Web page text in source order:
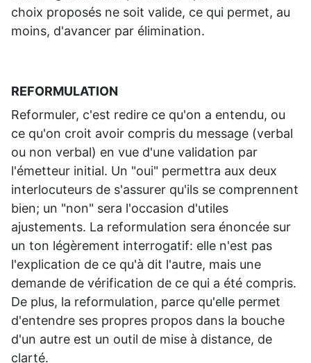
choix proposés ne soit valide, ce qui permet, au
moins, d'avancer par élimination.
REFORMULATION
Reformuler, c'est redire ce qu'on a entendu, ou
ce qu'on croit avoir compris du message (verbal
ou non verbal) en vue d'une validation par
l'émetteur initial. Un "oui" permettra aux deux
interlocuteurs de s'assurer qu'ils se comprennent
bien; un "non" sera l'occasion d'utiles
ajustements. La reformulation sera énoncée sur
un ton légèrement interrogatif: elle n'est pas
l'explication de ce qu'à dit l'autre, mais une
demande de vérification de ce qui a été compris.
De plus, la reformulation, parce qu'elle permet
d'entendre ses propres propos dans la bouche
d'un autre est un outil de mise à distance, de
clarté.